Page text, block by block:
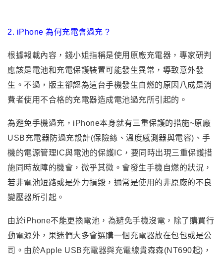
2. iPhone 為何充電會過充 ?
根據報載內容，錢小姐指稱是使用原廠充電器，專家研判
應該是電池和充電保護裝置可能發生異常，導致意外發
生。不過，版主卻認為這台手機發生自燃的原因八成是消
費者使用不合格的充電器造成電池過充所引起的。
為避免手機過充，iPhone本身就有三重保護的措施~原廠
USB充電器防過充設計(保險絲、溫度感測器與電容)、手
機的電源管理IC與電池的保護IC，要同時出現三重保護措
施同時故障的機會，微乎其微。會發生手機自燃的狀況，
若非電池短路或是外力損毀，通常是使用的非原廠的不良
變壓器所引起。
由於iPhone不能更換電池，為避免手機沒電，除了購買行
動電源外，果迷們大多會選購一個充電器放在包包或是公
司。由於Apple USB充電器與充電線貴森森(NT690起)，